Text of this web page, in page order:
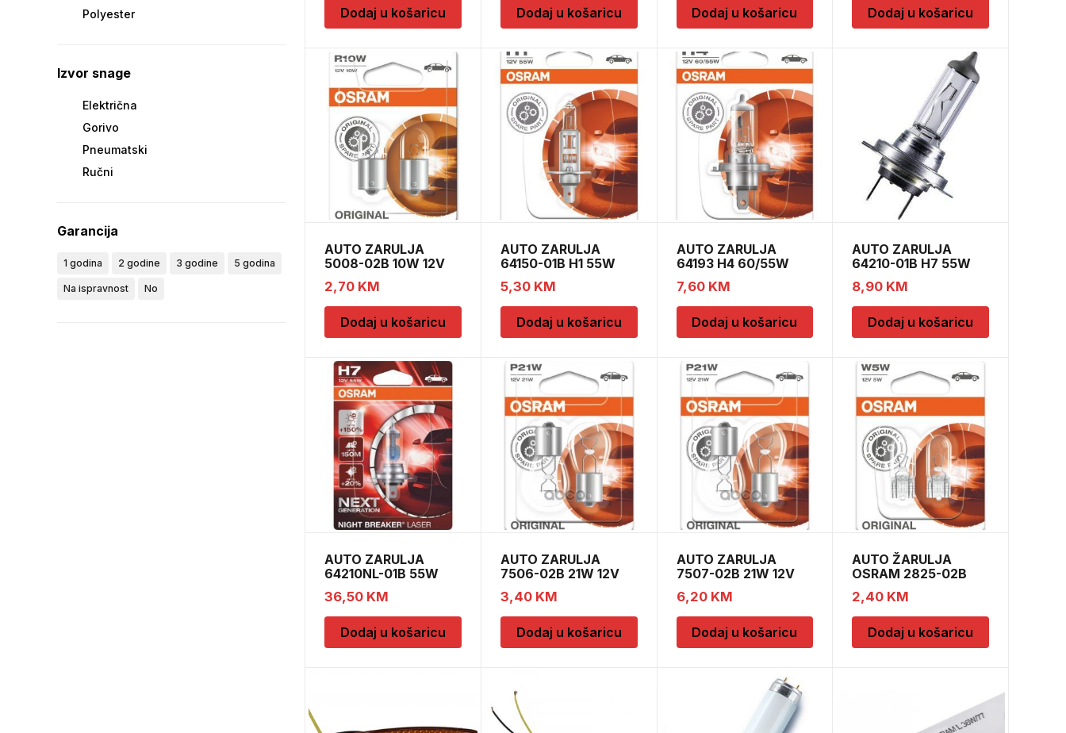
Polyester
Izvor snage
Električna
Gorivo
Pneumatski
Ručni
Garancija
1 godina 2 godine 3 godine 5 godina
Na ispravnost No
Dodaj u košaricu Dodaj u košaricu Dodaj u košaricu Dodaj u košaricu
AUTO ZARULJA
5008-02B 10W 12V
BA15s BLI2
2,70 KM
Dodaj u košaricu
AUTO ZARULJA
64150-01B H1 55W
12V P14,5s
5,30 KM
Dodaj u košaricu
AUTO ZARULJA
64193 H4 60/55W
12V P43T BL
7,60 KM
Dodaj u košaricu
AUTO ZARULJA
64210-01B H7 55W
12V PX26D
8,90 KM
Dodaj u košaricu
AUTO ZARULJA
64210NL-01B 55W
12V PX26D H
36,50 KM
Dodaj u košaricu
AUTO ZARULJA
7506-02B 21W 12V
BA15s BLI2
3,40 KM
Dodaj u košaricu
AUTO ZARULJA
7507-02B 21W 12V
BAU15s BLI
6,20 KM
Dodaj u košaricu
AUTO ŽARULJA
OSRAM 2825-02B
5W 12V W2,1×9,5d
BLI2
2,40 KM
Dodaj u košaricu